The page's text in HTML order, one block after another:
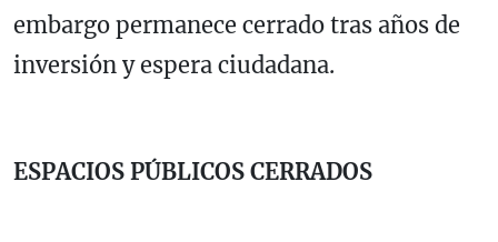
embargo permanece cerrado tras años de
inversión y espera ciudadana.
ESPACIOS PÚBLICOS CERRADOS